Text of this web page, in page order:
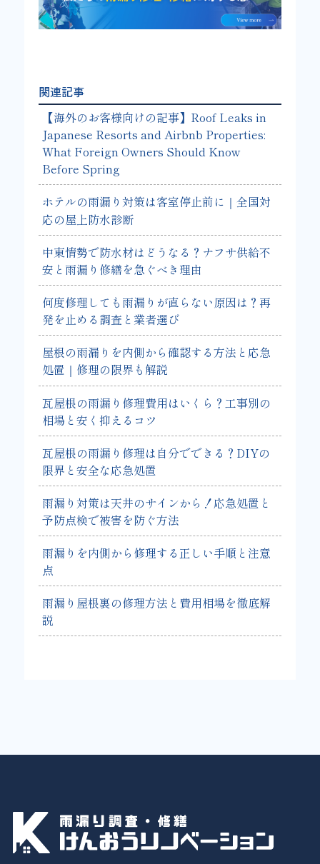
関連記事
【海外のお客様向けの記事】Roof Leaks in
Japanese Resorts and Airbnb Properties:
What Foreign Owners Should Know
Before Spring
ホテルの雨漏り対策は客室停止前に｜全国対
応の屋上防水診断
中東情勢で防水材はどうなる？ナフサ供給不
安と雨漏り修繕を急ぐべき理由
何度修理しても雨漏りが直らない原因は？再
発を止める調査と業者選び
屋根の雨漏りを内側から確認する方法と応急
処置｜修理の限界も解説
瓦屋根の雨漏り修理費用はいくら？工事別の
相場と安く抑えるコツ
瓦屋根の雨漏り修理は自分でできる？DIYの
限界と安全な応急処置
雨漏り対策は天井のサインから！応急処置と
予防点検で被害を防ぐ方法
雨漏りを内側から修理する正しい手順と注意
点
雨漏り屋根裏の修理方法と費用相場を徹底解
説